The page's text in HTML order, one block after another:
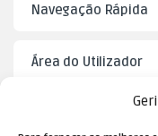
Navegação Rápida
Área do Utilizador